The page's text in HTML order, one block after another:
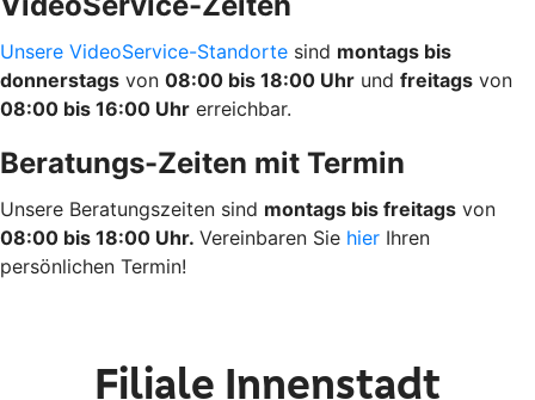
Unsere VideoService-Standorte sind montags bis
donnerstags von 08:00 bis 18:00 Uhr und freitags von
08:00 bis 16:00 Uhr erreichbar.
Beratungs-Zeiten mit Termin
Unsere Beratungszeiten sind montags bis freitags von
08:00 bis 18:00 Uhr. Vereinbaren Sie hier Ihren
persönlichen Termin!